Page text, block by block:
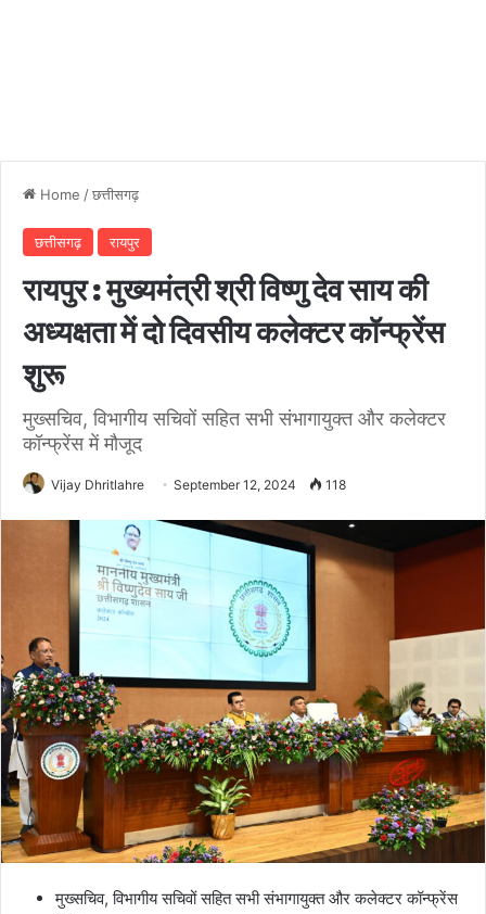
Home /छत्तीसगढ़
छत्तीसगढ़ रायपुर
रायपुर : मुख्यमंत्री श्री विष्णु देव साय की
अध्यक्षता में दो दिवसीय कलेक्टर कॉन्फ्रेंस
शुरू
मुख्सचिव, विभागीय सचिवों सहित सभी संभागायुक्त और कलेक्टर
कॉन्फ्रेंस में मौजूद
Vijay Dhritlahre September 12, 2024 118
मुख्सचिव, विभागीय सचिवों सहित सभी संभागायुक्त और कलेक्टर कॉन्फ्रेंस